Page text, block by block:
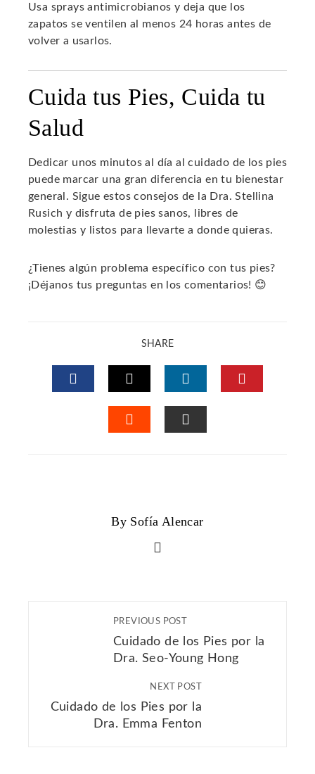
Usa sprays antimicrobianos y deja que los
zapatos se ventilen al menos 24 horas antes de
volver a usarlos.
Cuida tus Pies, Cuida tu
Salud
Dedicar unos minutos al día al cuidado de los pies
puede marcar una gran diferencia en tu bienestar
general. Sigue estos consejos de la Dra. Stellina
Rusich y disfruta de pies sanos, libres de
molestias y listos para llevarte a donde quieras.
¿Tienes algún problema específico con tus pies?
¡Déjanos tus preguntas en los comentarios! 😊
SHARE
FACEBOOKTWITTERLINKEDIN
By Sofía Alencar
PREVIOUS POST
Cuidado de los Pies por la
Dra. Seo-Young Hong
NEXT POST
Cuidado de los Pies por la
Dra. Emma Fenton